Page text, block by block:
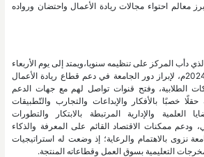
معالم احتواء مجالات ريادة الأعمال واحتضان ورواده
دأب المركز على تنظيمه سنويا،ويمتد إلى يوم الأربعاء
المقبل الموافق 28 فبراير 2024م، لإبراز دور الجامعة في دعم قطاع ريادة الأعمال
الطلابية، وفتح قنوات تواصل لهم مع جهات الدعم
حقلًا خصبًا بالأفكار والإبداعات والتجارب والتّطبيقات
العلمية والإدارية المرتبطة بالابتكار والتطورات
ودعم ممكنات الاقتصاد القائم على المعرفة والذكاء
نزوى بالاهتمام والرعاية؛ إذ وضعت له استراتيجيات
التعليمية بسوق العمل وقطاعاته المنتجة.